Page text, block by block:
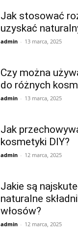
Jak stosować
uzyskać
admin - 13 marca, 2025
Czy można
do różnych
admin - 13 marca, 2025
Jak
kosmetyki DIY?
admin - 12 marca, 2025
Jakie są
naturalne
włosów?
admin - 12 marca, 2025